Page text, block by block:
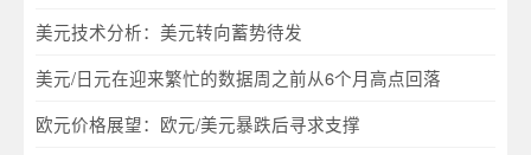
美元技术分析：美元转向蓄势待发
美元/日元在迎来繁忙的数据周之前从6个月高点回落
欧元价格展望：欧元/美元暴跌后寻求支撑